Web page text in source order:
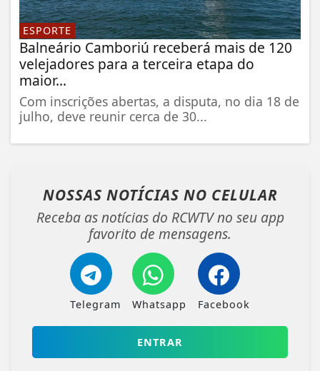
ESPORTE
Balneário Camboriú receberá mais de 120
velejadores para a terceira etapa do
maior...
Com inscrições abertas, a disputa, no dia 18 de
julho, deve reunir cerca de 30...
NOSSAS NOTÍCIAS NO CELULAR
Receba as notícias do RCWTV no seu app
favorito de mensagens.
Telegram Whatsapp Facebook
ENTRAR